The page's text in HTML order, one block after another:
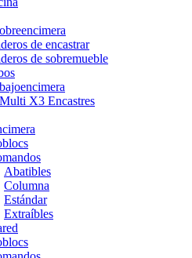
de encastrar
de sobremueble
X3 Encastres
Abatibles
Columna
Estándar
Extraíbles